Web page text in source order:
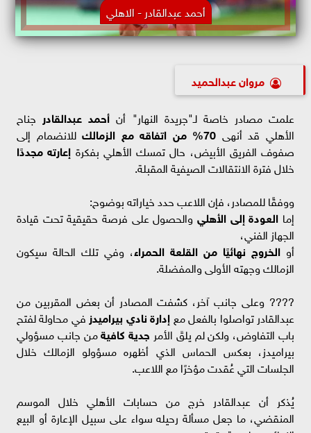
أحمد عبدالقادر - الاهلي
مروان عبدالحميد
علمت مصادر خاصة لـ"جريدة النهار" أن أحمد عبدالقادر جناح
الأهلي قد أنهى 70% من اتفاقه مع الزمالك
للانضمام إلى
صفوف الفريق الأبيض، حال تمسك الأهلي بفكرة إعارته مجددًا
خلال فترة الانتقالات الصيفية المقبلة.
ووفقًا للمصادر، فإن اللاعب حدد خياراته بوضوح:
إما العودة إلى الأهلي والحصول على فرصة حقيقية تحت قيادة
الجهاز الفني،
أو الخروج نهائيًا من القلعة الحمراء، وفي تلك الحالة سيكون
الزمالك وجهته الأولى والمفضلة.
???? وعلى جانب آخر، كشفت المصادر أن بعض المقربين من
عبدالقادر تواصلوا بالفعل معإدارة نادي بيراميدز في محاولة لفتح
باب التفاوض، ولكن لم يلقَ الأمر جدية كافيةمن جانب مسؤولي
بيراميدز، بعكس الحماس الذي أظهره مسؤولو الزمالك خلال
الجلسات التي عُقدت مؤخرًا مع اللاعب.
يُذكر أن عبدالقادر خرج من حسابات الأهلي خلال الموسم
المنقضي، ما جعل مسألة رحيله سواء على سبيل الإعارة أو البيع